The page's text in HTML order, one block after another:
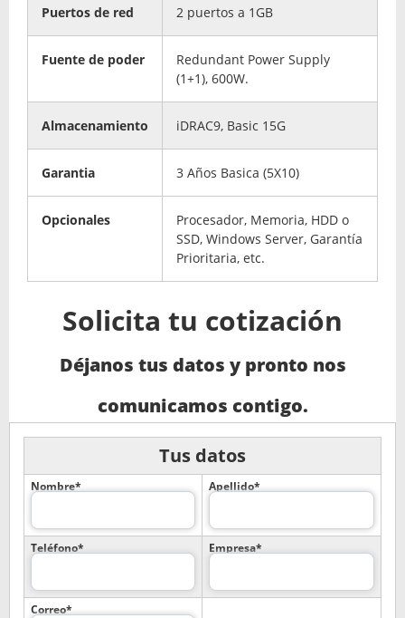
Puertos de red 2 puertos a 1GB
Fuente de poder
Redundant Power Supply
(1+1), 600W.
Almacenamiento iDRAC9, Basic 15G
Garantia 3 Años Basica (5X10)
Opcionales
Procesador, Memoria, HDD o
SSD, Windows Server, Garantía
Prioritaria, etc.
Solicita tu cotización
Déjanos tus datos y pronto nos
comunicamos contigo.
Tus datos
Nombre* Apellido*
Teléfono* Empresa*
Correo*